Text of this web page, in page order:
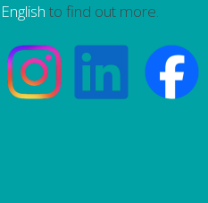
English to find out more.